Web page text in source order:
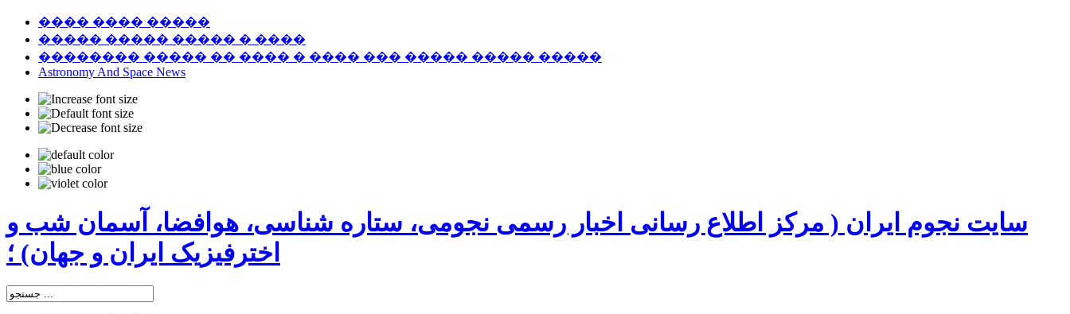
���� ���� �����
����� ����� ����� � ����
�������� ����� �� ���� � ���� ��� ����� ����� �����
Astronomy And Space News
سایت نجوم ایران ( مرکز اطلاع رسانی اخبار رسمی نجومی، ستاره شناسی، هوافضا، آسمان شب و
اخترفیزیک ایران و جهان) ؛